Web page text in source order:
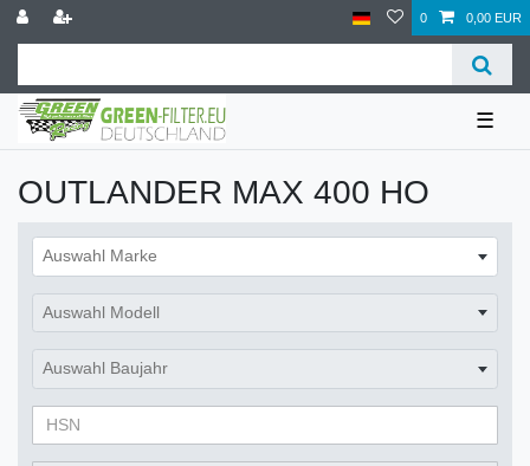
0 0,00 EUR
☰
OUTLANDER MAX 400 HO
Auswahl Marke
Auswahl Modell
Auswahl Baujahr